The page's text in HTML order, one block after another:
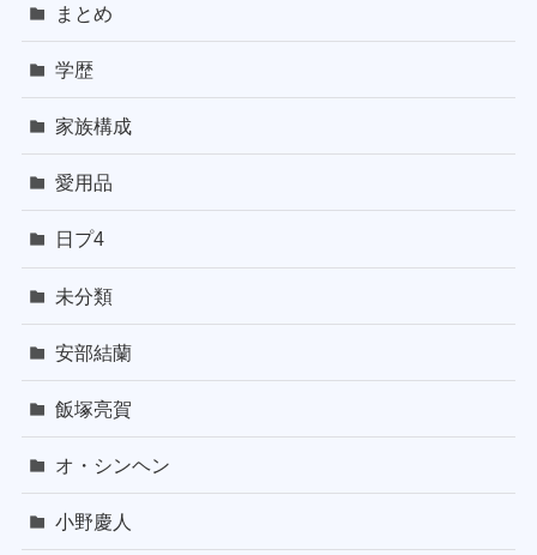
まとめ
学歴
家族構成
愛用品
日プ4
未分類
安部結蘭
飯塚亮賀
オ・シンヘン
小野慶人